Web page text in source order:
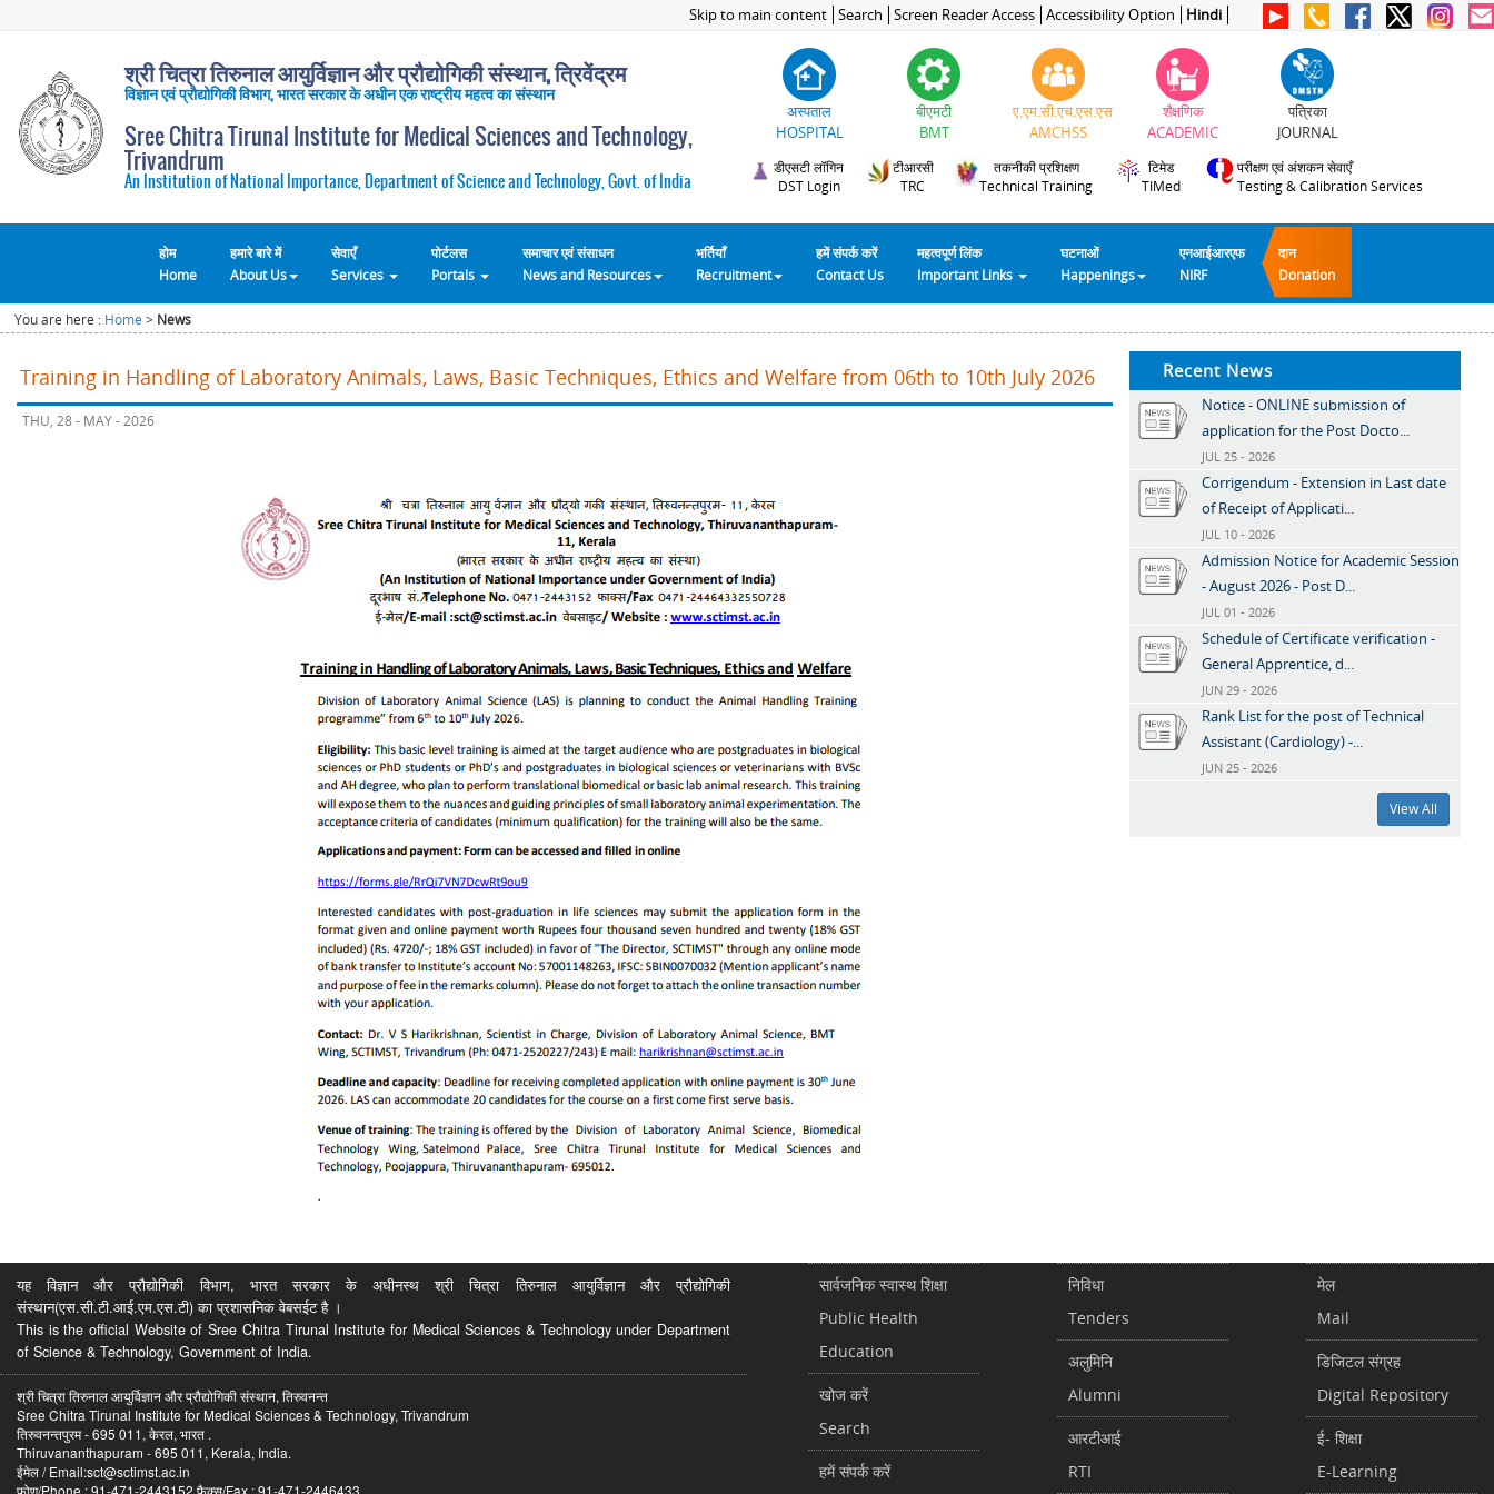
Skip to main content Search Screen Reader Access Accessibility Option Hindi
श्री चित्रा तिरुनाल आयुर्विज्ञान और प्रौद्योगिकी संस्थान, त्रिवेंद्रम
विज्ञान एवं प्रौद्योगिकी विभाग, भारत सरकार के अधीन एक राष्ट्रीय महत्व का संस्थान
Sree Chitra Tirunal Institute for Medical Sciences and Technology,
Trivandrum
An Institution of National Importance, Department of Science and Technology, Govt. of India
अस्पताल
HOSPITAL
बीएमटी
BMT
ए.एम.सी.एच.एस.एस
AMCHSS
शैक्षणिक
ACADEMIC
पत्रिका
JOURNAL
डीएसटी लॉगिन
DST Login
टीआरसी
TRC
तकनीकी प्रशिक्षण
Technical Training
टिमेड
TIMed
परीक्षण एवं अंशकन सेवाएँ
Testing & Calibration Services
होम
Home
हमारे बारे में
About Us
सेवाएँ
Services
पोर्टलस
Portals
समाचार एवं संसाधन
News and Resources
भर्तियाँ
Recruitment
हमें संपर्क करें
Contact Us
महत्वपूर्ण लिंक
Important Links
घटनाओं
Happenings
एनआईआरएफ
NIRF
दान
Donation
You are here : Home > News
Training in Handling of Laboratory Animals, Laws, Basic Techniques, Ethics and Welfare from 06th to 10th July 2026
THU, 28 - MAY - 2026
Recent News
Notice - ONLINE submission of
application for the Post Docto...
JUL 25 - 2026
Corrigendum - Extension in Last date
of Receipt of Applicati...
JUL 10 - 2026
Admission Notice for Academic Session
- August 2026 - Post D...
JUL 01 - 2026
Schedule of Certificate verification -
General Apprentice, d...
JUN 29 - 2026
Rank List for the post of Technical
Assistant (Cardiology) -...
JUN 25 - 2026
View All
यह विज्ञान और प्रौद्योगिकी विभाग, भारत सरकार के अधीनस्थ श्री चित्रा तिरुनाल आयुर्विज्ञान और प्रौद्योगिकी
संस्थान(एस.सी.टी.आई.एम.एस.टी) का प्रशासनिक वेबसईट है ।
This is the official Website of Sree Chitra Tirunal Institute for Medical Sciences & Technology under Department
of Science & Technology, Government of India.
श्री चित्रा तिरुनाल आयुर्विज्ञान और प्रौद्योगिकी संस्थान, तिरुवनन्त
Sree Chitra Tirunal Institute for Medical Sciences & Technology, Trivandrum
तिरुवनन्तपुरम - 695 011, केरल, भारत .
Thiruvananthapuram - 695 011, Kerala, India.
ईमेल / Email:sct@sctimst.ac.in
फोण/Phone : 91-471-2443152 फैक्स/Fax : 91-471-2446433
सार्वजनिक स्वास्थ शिक्षा
Public Health
Education
खोज करें
Search
हमें संपर्क करें
निविधा
Tenders
अलुमिनि
Alumni
आरटीआई
RTI
मेल
Mail
डिजिटल संग्रह
Digital Repository
ई- शिक्षा
E-Learning